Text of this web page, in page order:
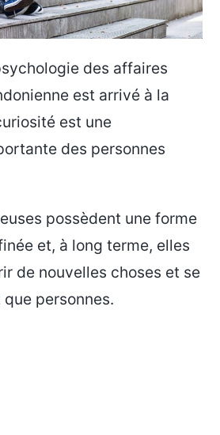
des affaires
est arrivé à la
est une
des personnes
possèdent une forme
et, à long terme, elles
de nouvelles choses et se
personnes.